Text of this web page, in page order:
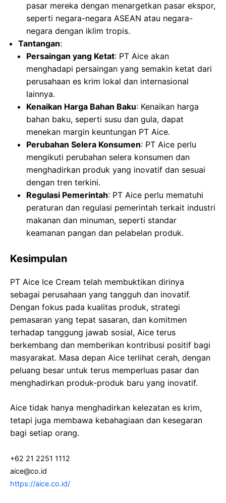
pasar mereka dengan menargetkan pasar ekspor,
seperti negara-negara ASEAN atau negara-
negara dengan iklim tropis.
Tantangan:
Persaingan yang Ketat: PT Aice akan
menghadapi persaingan yang semakin ketat dari
perusahaan es krim lokal dan internasional
lainnya.
Kenaikan Harga Bahan Baku: Kenaikan harga
bahan baku, seperti susu dan gula, dapat
menekan margin keuntungan PT Aice.
Perubahan Selera Konsumen: PT Aice perlu
mengikuti perubahan selera konsumen dan
menghadirkan produk yang inovatif dan sesuai
dengan tren terkini.
Regulasi Pemerintah: PT Aice perlu mematuhi
peraturan dan regulasi pemerintah terkait industri
makanan dan minuman, seperti standar
keamanan pangan dan pelabelan produk.
Kesimpulan
PT Aice Ice Cream telah membuktikan dirinya
sebagai perusahaan yang tangguh dan inovatif.
Dengan fokus pada kualitas produk, strategi
pemasaran yang tepat sasaran, dan komitmen
terhadap tanggung jawab sosial, Aice terus
berkembang dan memberikan kontribusi positif bagi
masyarakat. Masa depan Aice terlihat cerah, dengan
peluang besar untuk terus memperluas pasar dan
menghadirkan produk-produk baru yang inovatif.
Aice tidak hanya menghadirkan kelezatan es krim,
tetapi juga membawa kebahagiaan dan kesegaran
bagi setiap orang.
+62 21 2251 1112
aice@co.id
https://aice.co.id/